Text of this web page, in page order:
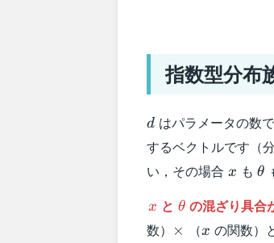
指数型分布
d
d はパラメータの数で
するベクトルです（
い，その場合 x
x もθ
x
x と \theta
θ の混ざり具合
数） \times
× （x
x の関数）